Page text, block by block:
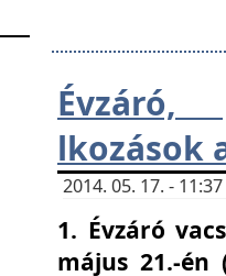
Évzáró,
lkozások
2014. 05. 17. -
1. Évzáró
május 21.-én